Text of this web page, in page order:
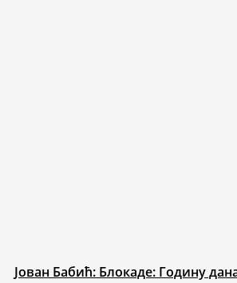
Јован Бабић: Блокаде: Годину